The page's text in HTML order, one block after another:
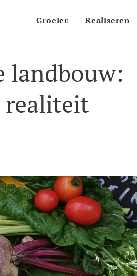
Groeien Realiseren
landbouw:
realiteit